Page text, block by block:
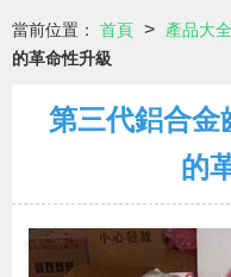
當前位置： 首頁 > 產品大全
的革命性升級
第三代鋁合金
的